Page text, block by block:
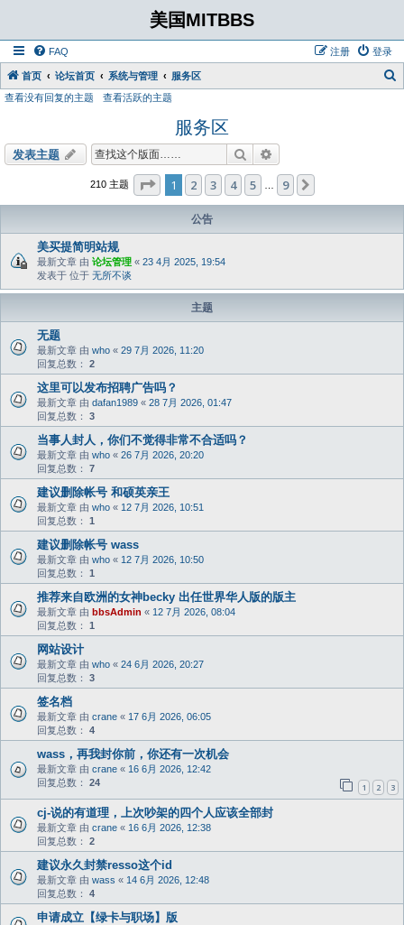
美国MITBBS
FAQ 登录
注册
首页 论坛首页 系统与管理 服务区
查看没有回复的主题 查看活跃的主题
服务区
发表主题 搜索
210 主题 分页：1 9
1 2 3 4 5 9
公告
美买提简明站规
最新文章 由 论坛管理 « 23 4月 2025, 19:54
发表于 位于 无所不谈
主题
无题
最新文章 由 who « 29 7月 2026, 11:20
回复总数： 2
这里可以发布招聘广告吗？
最新文章 由 dafan1989 « 28 7月 2026, 01:47
回复总数： 3
当事人封人，你们不觉得非常不合适吗？
最新文章 由 who « 26 7月 2026, 20:20
回复总数： 7
建议删除帐号 和硕英亲王
最新文章 由 who « 12 7月 2026, 10:51
回复总数： 1
建议删除帐号 wass
最新文章 由 who « 12 7月 2026, 10:50
回复总数： 1
推荐来自欧洲的女神becky 出任世界华人版的版主
最新文章 由 bbsAdmin « 12 7月 2026, 08:04
回复总数： 1
网站设计
最新文章 由 who « 24 6月 2026, 20:27
回复总数： 3
签名档
最新文章 由 crane « 17 6月 2026, 06:05
回复总数： 4
wass，再我封你前，你还有一次机会
最新文章 由 crane « 16 6月 2026, 12:42
回复总数： 24 1 2 3
cj-说的有道理，上次吵架的四个人应该全部封
最新文章 由 crane « 16 6月 2026, 12:38
回复总数： 2
建议永久封禁resso这个id
最新文章 由 wass « 14 6月 2026, 12:48
回复总数： 4
申请成立【绿卡与职场】版